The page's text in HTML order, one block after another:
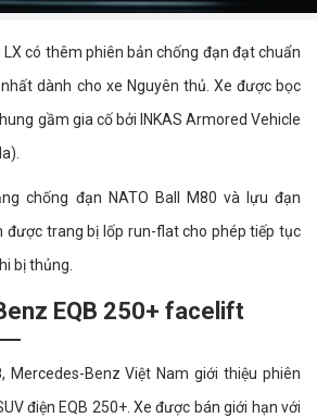
LX có thêm phiên bản chống đạn đạt chuẩn
dành cho xe Nguyên thủ. Xe được bọc
gầm gia cố bởi INKAS Armored Vehicle
chống đạn NATO Ball M80 và lựu đạn
được trang bị lốp run-flat cho phép tiếp tục
bị thủng.
EQB 250+ facelift
Mercedes-Benz Việt Nam giới thiệu phiên
điện EQB 250+. Xe được bán giới hạn với